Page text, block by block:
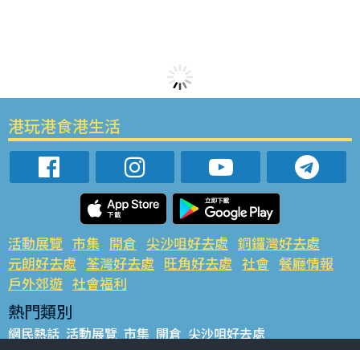
港玩港食港生活
活動展覽 市集 開倉 尖沙咀好去處 銅鑼灣好去處
元朗好去處 荃灣好去處 旺角好去處 社會 餐廳情報
戶外郊遊 社會福利
熱門類別
網民熱話 活動展覽 市集 開倉 尖沙咀好去處